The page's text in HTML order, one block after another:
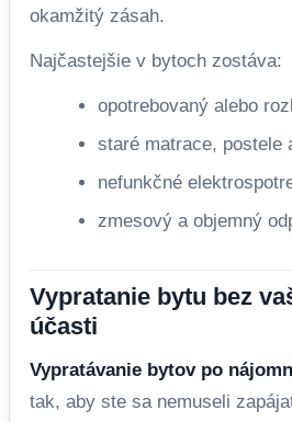
okamžitý zásah.
Najčastejšie v bytoch zostáva:
opotrebovaný alebo
staré matrace, postele
nefunkčné
zmesový a objemný
Vypratanie bytu bez
účasti
Vypratávanie bytov po
tak, aby ste sa nemuseli